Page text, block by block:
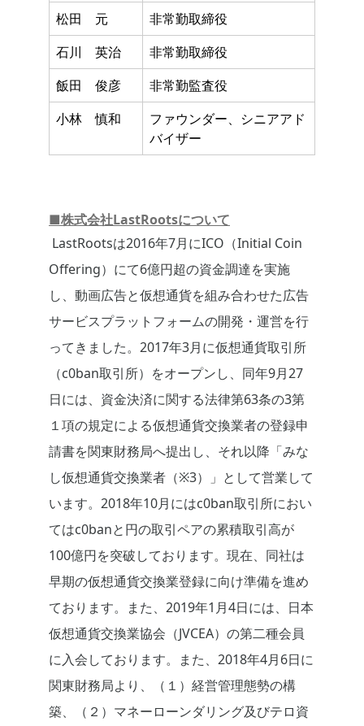
松田 元
非常勤取締役
石川 英治
非常勤取締役
飯田 俊彦
非常勤監査役
小林 慎和
ファウンダー、シニアアド
バイザー
■株式会社LastRootsについて
LastRootsは2016年7月にICO（Initial Coin
Offering）にて6億円超の資金調達を実施
し、動画広告と仮想通貨を組み合わせた広告
サービスプラットフォームの開発・運営を行
ってきました。2017年3月に仮想通貨取引所
（c0ban取引所）をオープンし、同年9月27
日には、資金決済に関する法律第63条の3第
１項の規定による仮想通貨交換業者の登録申
請書を関東財務局へ提出し、それ以降「みな
し仮想通貨交換業者（※3）」として営業して
います。2018年10月にはc0ban取引所におい
てはc0banと円の取引ペアの累積取引高が
100億円を突破しております。現在、同社は
早期の仮想通貨交換業登録に向け準備を進め
ております。また、2019年1月4日には、日本
仮想通貨交換業協会（JVCEA）の第二種会員
に入会しております。また、2018年4月6日に
関東財務局より、（１）経営管理態勢の構
築、（２）マネーローンダリング及びテロ資